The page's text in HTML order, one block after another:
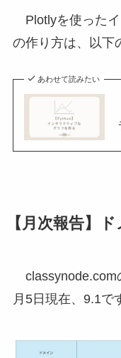
Plotlyを使ったイ
の作り方は、以下
あわせて読みたい
【月次報告】
classynode.com
月5日現在、9.1で